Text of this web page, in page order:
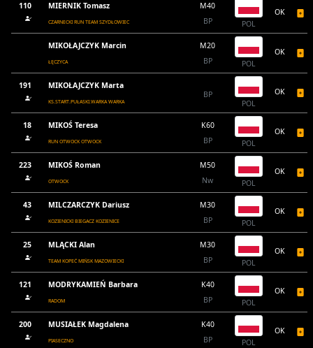
110 MIERNIK Tomasz
CZARNECKI RUN TEAM SZYDŁOWIEC
M40
BP
POL
OK
MIKOŁAJCZYK Marcin
ŁĘCZYCA
M20
BP
POL
OK
191 MIKOŁAJCZYK Marta
KS.START.PUŁASKI.WARKA WARKA
BP
POL
OK
18 MIKOŚ Teresa
RUN OTWOCK OTWOCK
K60
BP
POL
OK
223 MIKOŚ Roman
OTWOCK
M50
Nw
POL
OK
43 MILCZARCZYK Dariusz
KOZIENICKI BIEGACZ KOZIENICE
M30
BP
POL
OK
25 MLĄCKI Alan
TEAM KOPEĆ MIŃSK MAZOWIECKI
M30
BP
POL
OK
121 MODRYKAMIEŃ Barbara
RADOM
K40
BP
POL
OK
200 MUSIAŁEK Magdalena
PIASECZNO
K40
BP
POL
OK